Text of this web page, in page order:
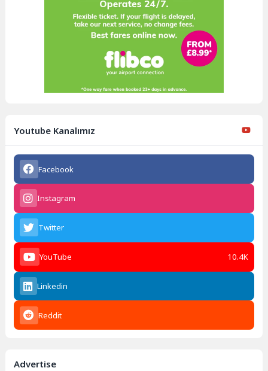
Youtube Kanalımız
Facebook
Instagram
Twitter
YouTube 10.4K
Linkedin
Reddit
Advertise